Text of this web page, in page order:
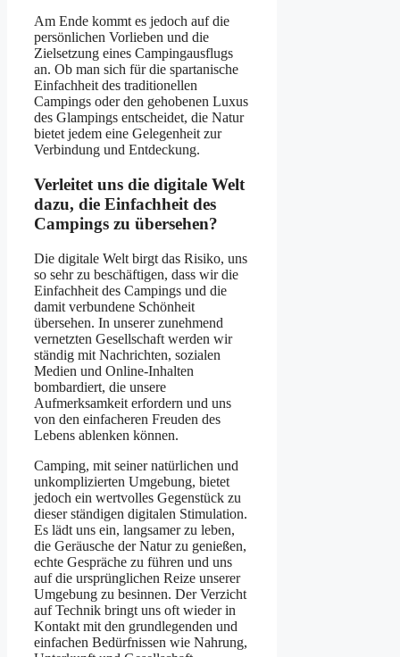
Am Ende kommt es jedoch auf die
persönlichen Vorlieben und die
Zielsetzung eines Campingausflugs
an. Ob man sich für die spartanische
Einfachheit des traditionellen
Campings oder den gehobenen Luxus
des Glampings entscheidet, die Natur
bietet jedem eine Gelegenheit zur
Verbindung und Entdeckung.
Verleitet uns die digitale Welt
dazu, die Einfachheit des
Campings zu übersehen?
Die digitale Welt birgt das Risiko, uns
so sehr zu beschäftigen, dass wir die
Einfachheit des Campings und die
damit verbundene Schönheit
übersehen. In unserer zunehmend
vernetzten Gesellschaft werden wir
ständig mit Nachrichten, sozialen
Medien und Online-Inhalten
bombardiert, die unsere
Aufmerksamkeit erfordern und uns
von den einfacheren Freuden des
Lebens ablenken können.
Camping, mit seiner natürlichen und
unkomplizierten Umgebung, bietet
jedoch ein wertvolles Gegenstück zu
dieser ständigen digitalen Stimulation.
Es lädt uns ein, langsamer zu leben,
die Geräusche der Natur zu genießen,
echte Gespräche zu führen und uns
auf die ursprünglichen Reize unserer
Umgebung zu besinnen. Der Verzicht
auf Technik bringt uns oft wieder in
Kontakt mit den grundlegenden und
einfachen Bedürfnissen wie Nahrung,